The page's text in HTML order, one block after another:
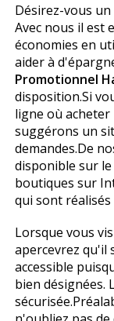
Désirez-vous un
Avec nous il est
économies en
aider à
Promotionnel
disposition.Si
ligne où acheter
suggérons un
demandes.De
disponible sur
boutiques sur
qui sont
Lorsque vous
apercevrez qu'il
accessible
bien désignées.